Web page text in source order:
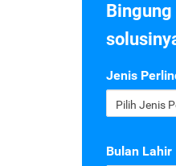
Jenis
Pilih Jenis
Bulan Lahir